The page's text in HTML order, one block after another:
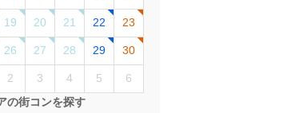
19 20 21 22 23
26 27 28 29 30
2 3 4 5
6
の街コンを探す